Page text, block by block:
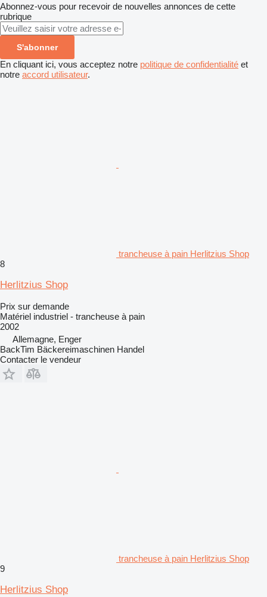
Abonnez-vous pour recevoir de nouvelles annonces de cette
rubrique
S'abonner
En cliquant ici, vous acceptez notre politique de confidentialité et
notre accord utilisateur.
trancheuse à pain Herlitzius Shop
8
Herlitzius Shop
Prix sur demande
Matériel industriel - trancheuse à pain
2002
Allemagne, Enger
BackTim Bäckereimaschinen Handel
Contacter le vendeur
trancheuse à pain Herlitzius Shop
9
Herlitzius Shop